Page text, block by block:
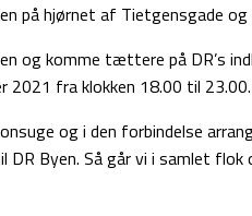
på hjørnet af Tietgensgade
og komme tættere på DR’s
2021 fra klokken 18.00 til 23.00.
og i den forbindelse
Byen. Så går vi i samlet